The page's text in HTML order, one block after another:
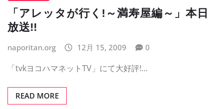
「アレッタが行く!～満寿屋編～」本日
放送!!
naporitan.org 12月 15, 2009 0
「tvkヨコハマネットTV」にて大好評!…
READ MORE